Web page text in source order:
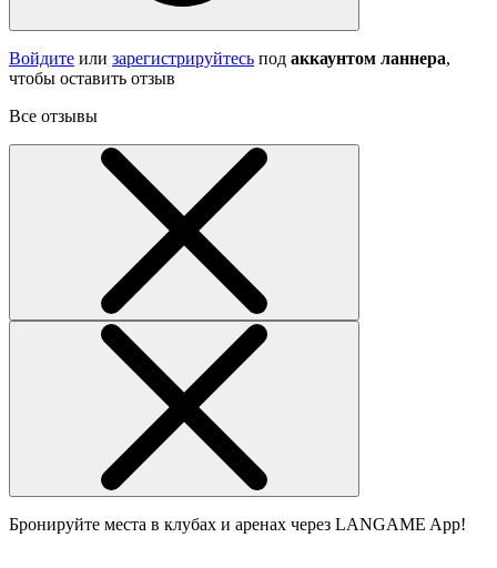
Войдите или зарегистрируйтесь под аккаунтом ланнера,
чтобы оставить отзыв
Все отзывы
Бронируйте места в клубах и аренах через LANGAME App!